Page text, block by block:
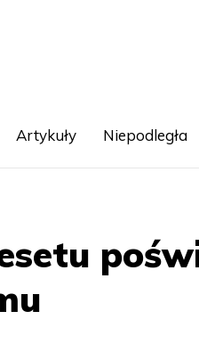
Artykuły Niepodległa